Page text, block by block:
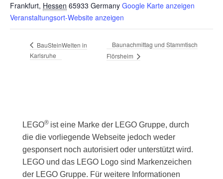
Frankfurt, Hessen 65933 Germany Google Karte anzeigen
Veranstaltungsort-Website anzeigen
BauSteinWelten in
Karlsruhe
Baunachmittag und Stammtisch
Flörsheim
LEGO® ist eine Marke der LEGO Gruppe, durch
die die vorliegende Webseite jedoch weder
gesponsert noch autorisiert oder unterstützt wird.
LEGO und das LEGO Logo sind Markenzeichen
der LEGO Gruppe. Für weitere Informationen